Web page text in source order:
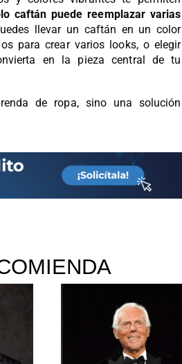
caftán puede reemplazar varias
llevar un caftán en un color
para crear varios looks, o elegir
en la pieza central de tu
de ropa, sino una solución